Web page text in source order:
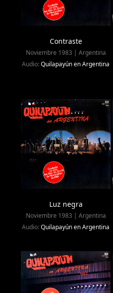
Contraste
Noviembre 1983 | Argentina
Audio:Quilapayún en Argentina
Luz negra
Noviembre 1983 | Argentina
Audio:Quilapayún en Argentina